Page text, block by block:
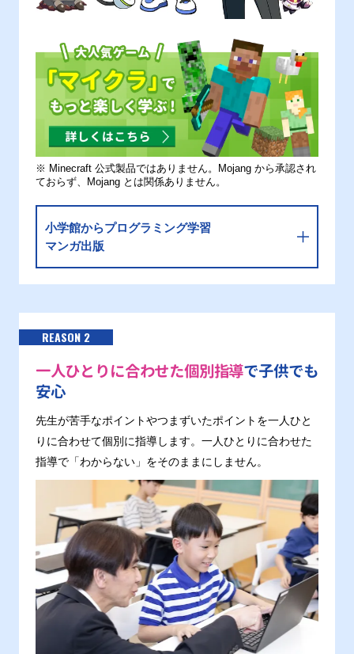
※ Minecraft 公式製品ではありません。Mojang から承認され
ておらず、Mojang とは関係ありません。
小学館からプログラミング学習
マンガ出版
REASON 2
一人ひとりに合わせた個別指導で子供でも
安心
先生が苦手なポイントやつまずいたポイントを一人ひと
りに合わせて個別に指導します。一人ひとりに合わせた
指導で「わからない」をそのままにしません。